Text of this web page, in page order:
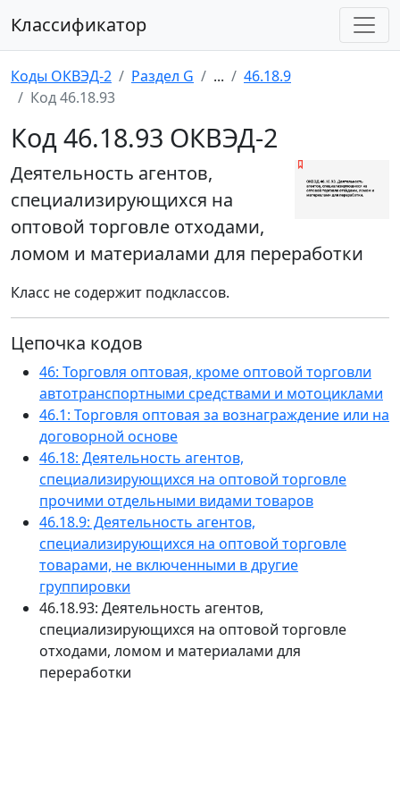
Классификатор
Коды ОКВЭД-2 Раздел G ...
46.18.9
Код 46.18.93
Код 46.18.93 ОКВЭД-2
Деятельность агентов,
специализирующихся на
оптовой торговле отходами,
ломом и материалами для переработки
Класс не содержит подклассов.
Цепочка кодов
46: Торговля оптовая, кроме оптовой торговли
автотранспортными средствами и мотоциклами
46.1: Торговля оптовая за вознаграждение или на
договорной основе
46.18: Деятельность агентов,
специализирующихся на оптовой торговле
прочими отдельными видами товаров
46.18.9: Деятельность агентов,
специализирующихся на оптовой торговле
товарами, не включенными в другие
группировки
46.18.93: Деятельность агентов,
специализирующихся на оптовой торговле
отходами, ломом и материалами для
переработки